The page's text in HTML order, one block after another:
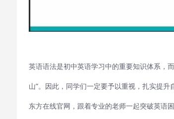
英语语法是初中英语学习中的重要知识体系，
山”。因此，同学们一定要予以重视，扎实提
东方在线官网，跟着专业的老师一起突破英语困